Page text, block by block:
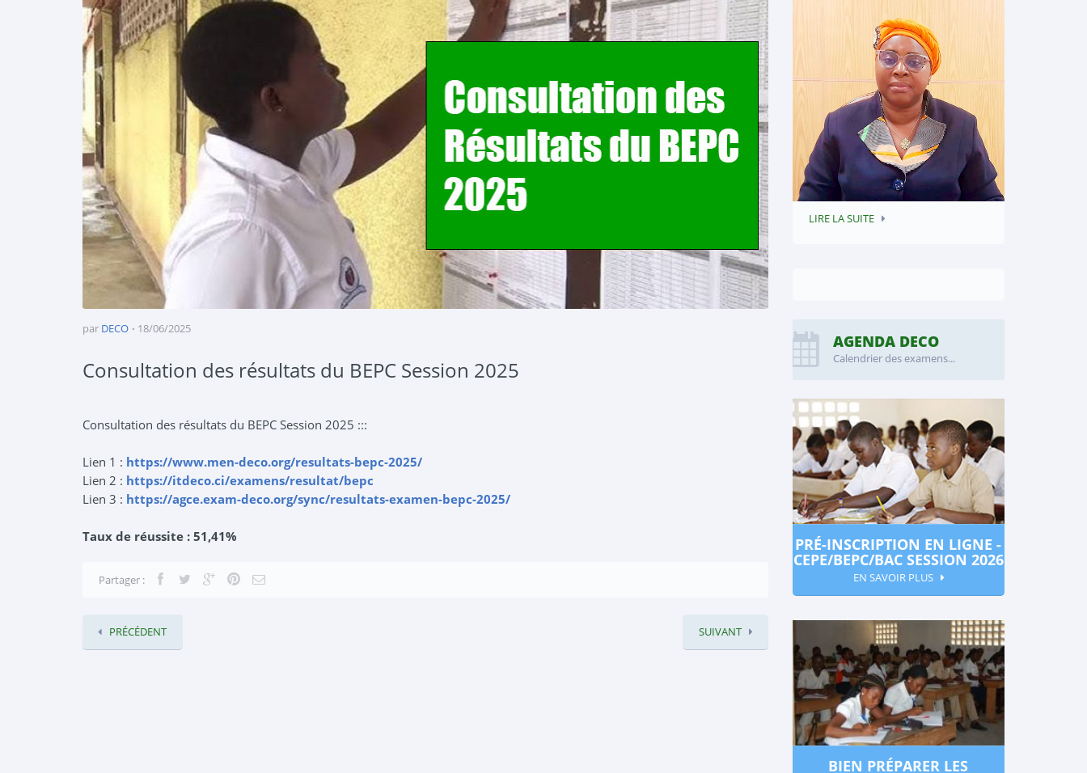
par DECO 18/06/2025
Consultation des résultats du BEPC Session 2025
Consultation des résultats du BEPC Session 2025 :::
Lien 1 : https://www.men-deco.org/resultats-bepc-2025/
Lien 2 : https://itdeco.ci/examens/resultat/bepc
Lien 3 : https://agce.exam-deco.org/sync/resultats-examen-bepc-2025/
Taux de réussite : 51,41%
Partager :
PRÉCÉDENT SUIVANT
LIRE LA SUITE
AGENDA DECO
Calendrier des examens...
PRÉ-INSCRIPTION EN LIGNE -
CEPE/BEPC/BAC SESSION 2026
EN SAVOIR PLUS
BIEN PRÉPARER LES